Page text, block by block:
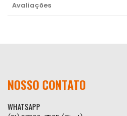
Avaliações
NOSSO CONTATO
WHATSAPP